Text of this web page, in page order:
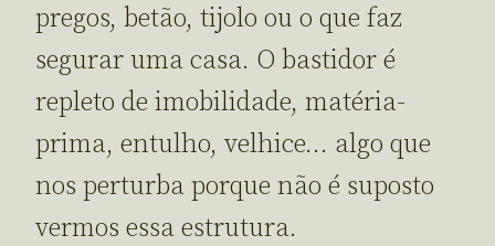
pregos, betão, tijolo ou o que faz
segurar uma casa. O bastidor é
repleto de imobilidade, matéria-
prima, entulho, velhice… algo que
nos perturba porque não é suposto
vermos essa estrutura.